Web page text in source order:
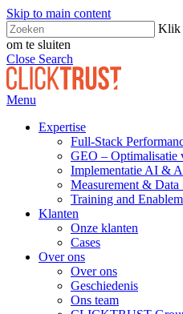
Skip to main content
Klik
om te sluiten
Close Search
Menu
Expertise
Full-Stack
GEO – Optimalisatie
Implementatie AI &
Measurement & Data
Training and
Klanten
Onze klanten
Cases
Over ons
Over ons
Geschiedenis
Ons team